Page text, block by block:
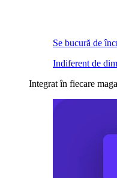
Se bucură de
Indiferent de
Integrat în fiecare